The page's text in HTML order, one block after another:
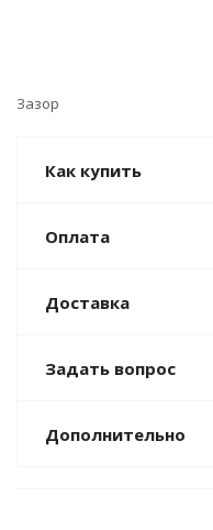
Зазор
Как купить
Оплата
Доставка
Задать вопрос
Дополнительно